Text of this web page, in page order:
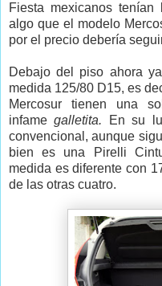
Fiesta mexicanos
algo que el modelo
por el precio debería
Debajo del piso ahora
medida 125/80 D15, es
Mercosur tienen una
infamegalletita. En su
convencional, aunque
bien es una Pirelli
medida es diferente con
de las otras cuatro.